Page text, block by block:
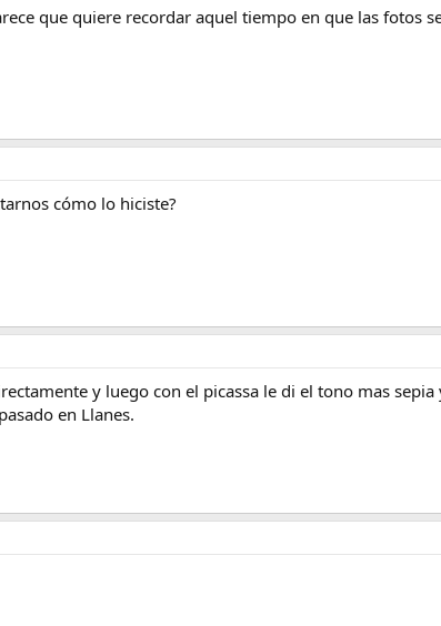
que quiere recordar aquel tiempo en que las fotos
cómo lo hiciste?
y luego con el picassa le di el tono mas
en Llanes.